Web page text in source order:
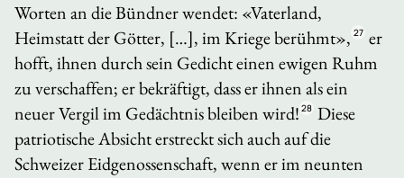
Worten an die Bündner wendet: «Vaterland,
Heimstatt der Götter, […], im Kriege berühmt», 27 er
hofft, ihnen durch sein Gedicht einen ewigen Ruhm
zu verschaffen; er bekräftigt, dass er ihnen als ein
neuer Vergil im Gedächtnis bleiben wird! 28 Diese
patriotische Absicht erstreckt sich auch auf die
Schweizer Eidgenossenschaft, wenn er im neunten